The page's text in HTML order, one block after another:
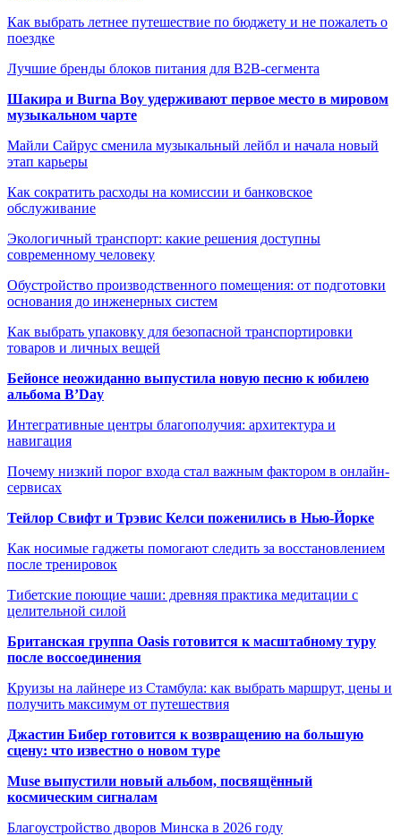
Как выбрать летнее путешествие по бюджету и не пожалеть о
поездке
Лучшие бренды блоков питания для B2B-сегмента
Шакира и Burna Boy удерживают первое место в мировом
музыкальном чарте
Майли Сайрус сменила музыкальный лейбл и начала новый
этап карьеры
Как сократить расходы на комиссии и банковское
обслуживание
Экологичный транспорт: какие решения доступны
современному человеку
Обустройство производственного помещения: от подготовки
основания до инженерных систем
Как выбрать упаковку для безопасной транспортировки
товаров и личных вещей
Бейонсе неожиданно выпустила новую песню к юбилею
альбома B’Day
Интегративные центры благополучия: архитектура и
навигация
Почему низкий порог входа стал важным фактором в онлайн-
сервисах
Тейлор Свифт и Трэвис Келси поженились в Нью-Йорке
Как носимые гаджеты помогают следить за восстановлением
после тренировок
Тибетские поющие чаши: древняя практика медитации с
целительной силой
Британская группа Oasis готовится к масштабному туру
после воссоединения
Круизы на лайнере из Стамбула: как выбрать маршрут, цены и
получить максимум от путешествия
Джастин Бибер готовится к возвращению на большую
сцену: что известно о новом туре
Muse выпустили новый альбом, посвящённый
космическим сигналам
Благоустройство дворов Минска в 2026 году